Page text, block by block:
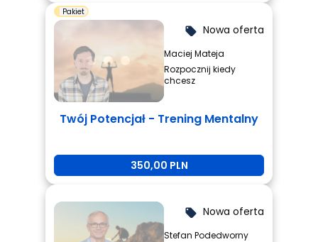
Pakiet
local_offer Nowa oferta
Maciej Mateja
Rozpocznij kiedy
chcesz
Twój Potencjał - Trening Mentalny
350,00 PLN
local_offer Nowa oferta
Stefan Podedworny